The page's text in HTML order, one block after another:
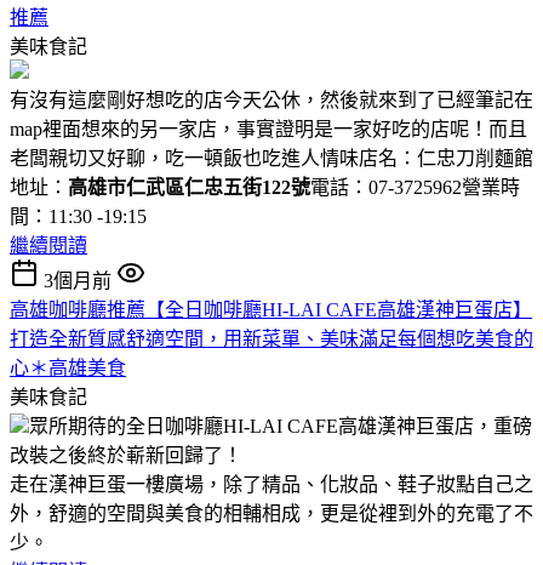
推薦
美味食記
有沒有這麼剛好想吃的店今天公休，然後就來到了已經筆記在
map裡面想來的另一家店，事實證明是一家好吃的店呢！而且
老闆親切又好聊，吃一頓飯也吃進人情味店名：仁忠刀削麵館
地址： 高雄市仁武區仁忠五街122號電話：07-3725962營業時
間：11:30 -19:15
繼續閱讀
3個月前
高雄咖啡廳推薦【全日咖啡廳HI-LAI CAFE高雄漢神巨蛋店】
打造全新質感舒適空間，用新菜單、美味滿足每個想吃美食的
心＊高雄美食
美味食記
眾所期待的全日咖啡廳HI-LAI CAFE高雄漢神巨蛋店，重磅
改裝之後終於嶄新回歸了！
走在漢神巨蛋一樓廣場，除了精品、化妝品、鞋子妝點自己之
外，舒適的空間與美食的相輔相成，更是從裡到外的充電了不
少。